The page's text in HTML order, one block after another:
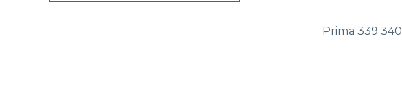
Prima 339 340